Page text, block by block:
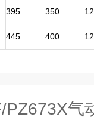
395 350
445 400
PZ673X气